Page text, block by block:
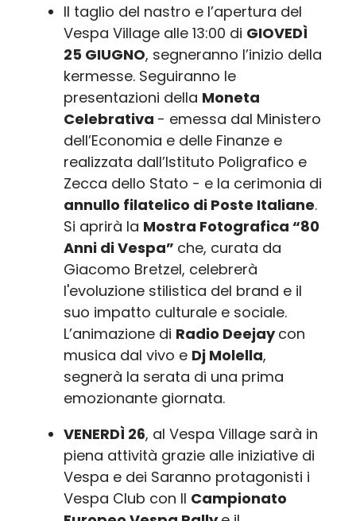
Il taglio del nastro e l’apertura del
Vespa Village alle 13:00 di GIOVEDÌ
25 GIUGNO, segneranno l’inizio della
kermesse. Seguiranno le
presentazioni della Moneta
Celebrativa - emessa dal Ministero
dell’Economia e delle Finanze e
realizzata dall’Istituto Poligrafico e
Zecca dello Stato - e la cerimonia di
annullo filatelico di Poste Italiane.
Si aprirà la Mostra Fotografica “80
Anni di Vespa” che, curata da
Giacomo Bretzel, celebrerà
l'evoluzione stilistica del brand e il
suo impatto culturale e sociale.
L’animazione di Radio Deejaycon
musica dal vivo e Dj Molella,
segnerà la serata di una prima
emozionante giornata.
VENERDÌ 26, al Vespa Village sarà in
piena attività grazie alle iniziative di
Vespa e dei Saranno protagonisti i
Vespa Club con Il Campionato